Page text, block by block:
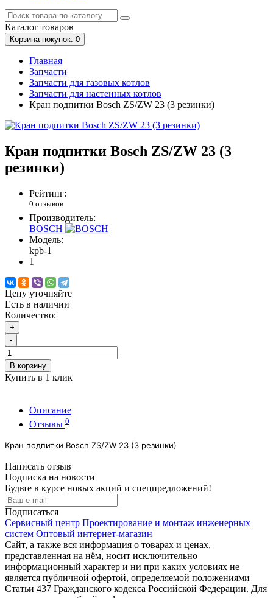
Каталог товаров
Корзинапокупок: 0
Главная
Запчасти
Запчасти для газовых котлов
Запчасти для настенных котлов
Кран подпитки Bosch ZS/ZW 23 (3 резинки)
Кран подпитки Bosch ZS/ZW 23 (3
резинки)
Рейтинг:
0 отзывов
Производитель:
BOSCH
Модель:
kpb-1
1
Цену уточняйте
Есть в наличии
Количество:
+
-
В корзину
Купить в 1 клик
Описание
Отзывы 0
Кран подпитки Bosch ZS/ZW 23 (3 резинки)
Написать отзыв
Подписка на новости
Будьте в курсе новых акций и спецпредложений!
Подписаться
Сервисный центр Проектирование и монтаж инженерных
систем Оптовый интернет-магазин
Сайт, а также вся информация о товарах и ценах,
представленная на нём, носит исключительно
информационный характер и ни при каких условиях не
является публичной офертой, определяемой положениями
Статьи 437 Гражданского кодекса Российской Федерации. Для